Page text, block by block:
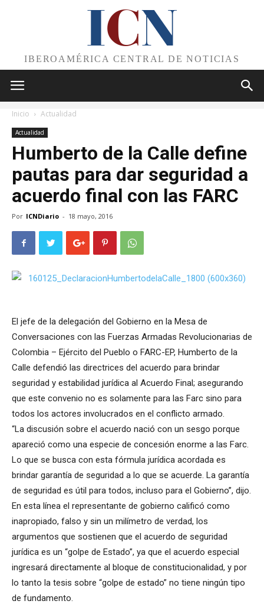
ICN
IBEROAMÉRICA CENTRAL DE NOTICIAS
Inicio Actualidad
Actualidad
Humberto de la Calle define
pautas para dar seguridad a
acuerdo final con las FARC
Por ICNDiario - 18 mayo, 2016
El jefe de la delegación del Gobierno en la Mesa de
Conversaciones con las Fuerzas Armadas Revolucionarias de
Colombia – Ejército del Pueblo o FARC-EP, Humberto de la
Calle defendió las directrices del acuerdo para brindar
seguridad y estabilidad jurídica al Acuerdo Final; asegurando
que este convenio no es solamente para las Farc sino para
todos los actores involucrados en el conflicto armado.
“La discusión sobre el acuerdo nació con un sesgo porque
apareció como una especie de concesión enorme a las Farc.
Lo que se busca con esta fórmula jurídica acordada es
brindar garantía de seguridad a lo que se acuerde. La garantía
de seguridad es útil para todos, incluso para el Gobierno”, dijo.
En esta línea el representante de gobierno calificó como
inapropiado, falso y sin un milímetro de verdad, los
argumentos que sostienen que el acuerdo de seguridad
jurídica es un “golpe de Estado”, ya que el acuerdo especial
ingresará directamente al bloque de constitucionalidad, y por
lo tanto la tesis sobre “golpe de estado” no tiene ningún tipo
de fundamento.